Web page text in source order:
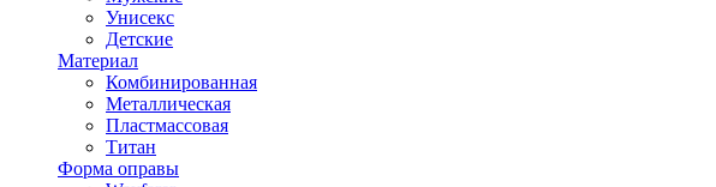
Унисекс
Детские
Материал
Комбинированная
Металлическая
Пластмассовая
Титан
Форма оправы